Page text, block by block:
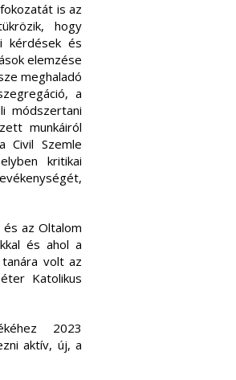
is az
hogy
kérdések és
elemzése
meghaladó
a
módszertani
munkáiról
Civil Szemle
kritikai
az Oltalom
és ahol a
volt az
Katolikus
2023
aktív, új, a